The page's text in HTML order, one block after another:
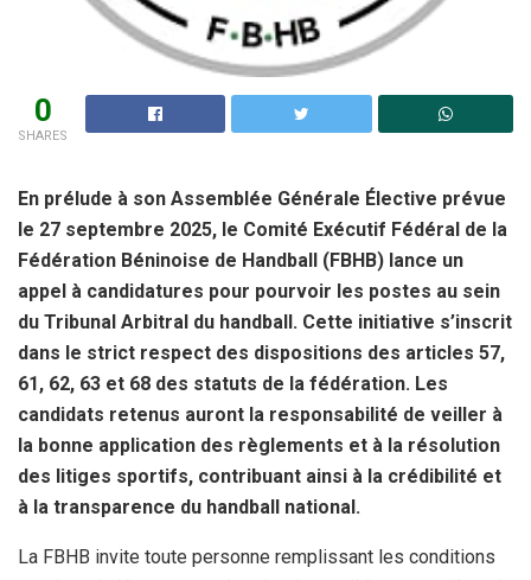
0
SHARES
En prélude à son Assemblée Générale Élective prévue
le 27 septembre 2025, le Comité Exécutif Fédéral de la
Fédération Béninoise de Handball (FBHB) lance un
appel à candidatures pour pourvoir les postes au sein
du Tribunal Arbitral du handball. Cette initiative s’inscrit
dans le strict respect des dispositions des articles 57,
61, 62, 63 et 68 des statuts de la fédération. Les
candidats retenus auront la responsabilité de veiller à
la bonne application des règlements et à la résolution
des litiges sportifs, contribuant ainsi à la crédibilité et
à la transparence du handball national.
La FBHB invite toute personne remplissant les conditions